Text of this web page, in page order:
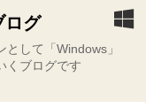
ログ
して「Windows」
くブログです